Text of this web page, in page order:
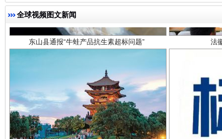
全球视频图文新闻
东山县通报“牛蛙产品抗生素超标问题”